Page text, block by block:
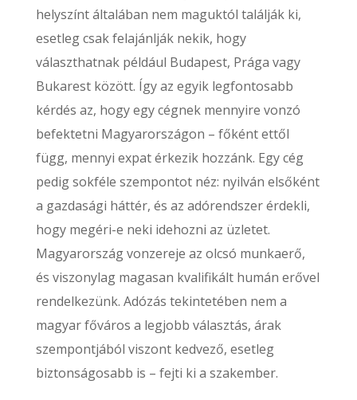
helyszínt általában nem maguktól találják ki,
esetleg csak felajánlják nekik, hogy
választhatnak például Budapest, Prága vagy
Bukarest között. Így az egyik legfontosabb
kérdés az, hogy egy cégnek mennyire vonzó
befektetni Magyarországon – főként ettől
függ, mennyi expat érkezik hozzánk. Egy cég
pedig sokféle szempontot néz: nyilván elsőként
a gazdasági háttér, és az adórendszer érdekli,
hogy megéri-e neki idehozni az üzletet.
Magyarország vonzereje az olcsó munkaerő,
és viszonylag magasan kvalifikált humán erővel
rendelkezünk. Adózás tekintetében nem a
magyar főváros a legjobb választás, árak
szempontjából viszont kedvező, esetleg
biztonságosabb is – fejti ki a szakember.